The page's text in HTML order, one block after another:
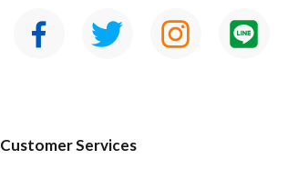
Customer Services